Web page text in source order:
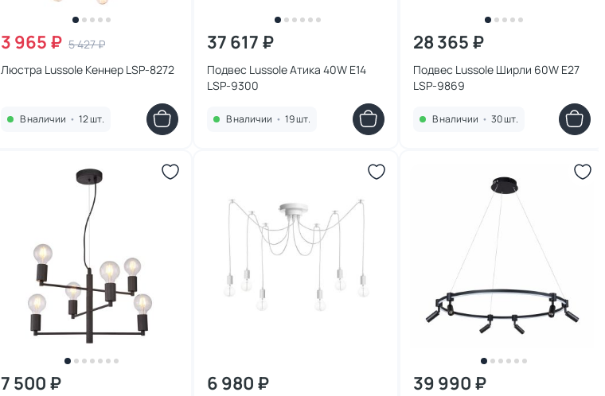
3 965 ₽ 5 427 ₽
Люстра Lussole Кеннер LSP-8272
В наличии • 12 шт.
37 617 ₽
Подвес Lussole Атика 40W E14
LSP-9300
В наличии • 19 шт.
28 365 ₽
Подвес Lussole Ширли 60W E27
LSP-9869
В наличии • 30 шт.
7 500 ₽ 6 980 ₽ 39 990 ₽